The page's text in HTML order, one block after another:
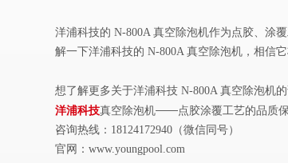
洋浦科技的 N-800A 真空除泡机作为点胶、涂
解一下洋浦科技的 N-800A 真空除泡机，相信
想了解更多关于洋浦科技 N-800A 真空除泡机
洋浦科技真空除泡机——点胶涂覆工艺的品质
咨询热线： 18124172940 （微信同号）
官网： www.youngpool.com